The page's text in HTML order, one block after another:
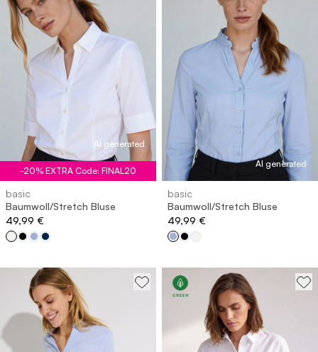
AI generated
-20% EXTRA Code: FINAL20
basic
Baumwoll/Stretch Bluse
49,99 €
AI generated
basic
Baumwoll/Stretch Bluse
49,99 €